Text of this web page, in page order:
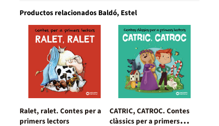
Productos relacionados Baldó, Estel
Ralet, ralet. Contes per a
primers lectors
CATRIC, CATROC. Contes
clàssics per a primers